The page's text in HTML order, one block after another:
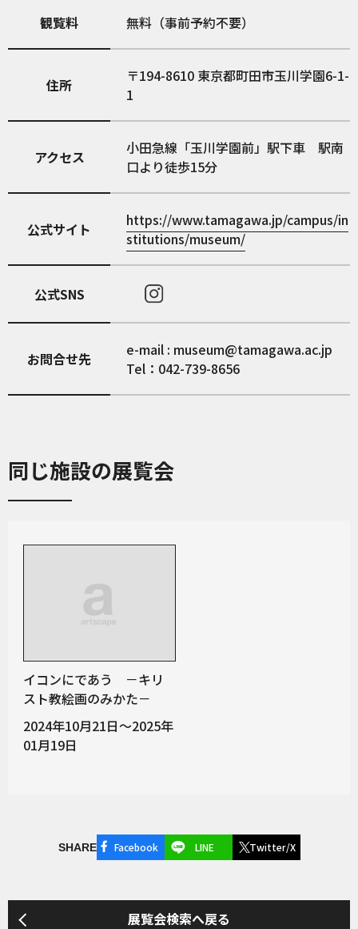
観覧料 無料（事前予約不要）
住所 194-8610 東京都町田市玉川学園6-1-
1
アクセス
小田急線「玉川学園前」駅下車 駅南
口より徒歩15分
公式サイト
https://www.tamagawa.jp/campus/in
stitutions/museum/
公式SNS
お問合せ先
e-mail : museum@tamagawa.ac.jp
Tel：042-739-8656
同じ施設の展覧会
イコンにであう －キリ
スト教絵画のみかた－
2024年10月21日～2025年
01月19日
SHARE Facebook LINE Twitter/X
展覧会検索へ戻る